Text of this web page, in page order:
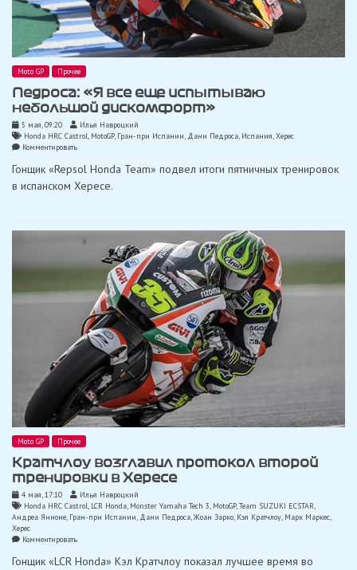
Moto GP Прочее
Педроса: «Я все еще испытываю
небольшой дискомфорт»
5 мая, 09:20
Илья Навроцкий
Honda HRC Castrol, MotoGP, Гран-при Испании, Дани Педроса, Испания,Херес
Комментироватьon
«Я
все
еще
Гонщик «Repsol Honda Team» подвел итоги пятничных тренировок
в испанском Хересе.
Moto GP Прочее
Кратчлоу возглавил протокол второй
тренировки в Хересе
4 мая, 17:10
Илья Навроцкий
Honda HRC Castrol, LCR Honda, Monster Yamaha Tech 3, MotoGP,Team SUZUKI ECSTAR
Андреа Янноне, Гран-при Испании, Дани Педроса,Жоан Зарко, Кэл Кратчлоу, Марк Маркес
Херес
Комментироватьon
возглавил
Гонщик «LCR Honda» Кэл Кратчлоу показал лучшее время во